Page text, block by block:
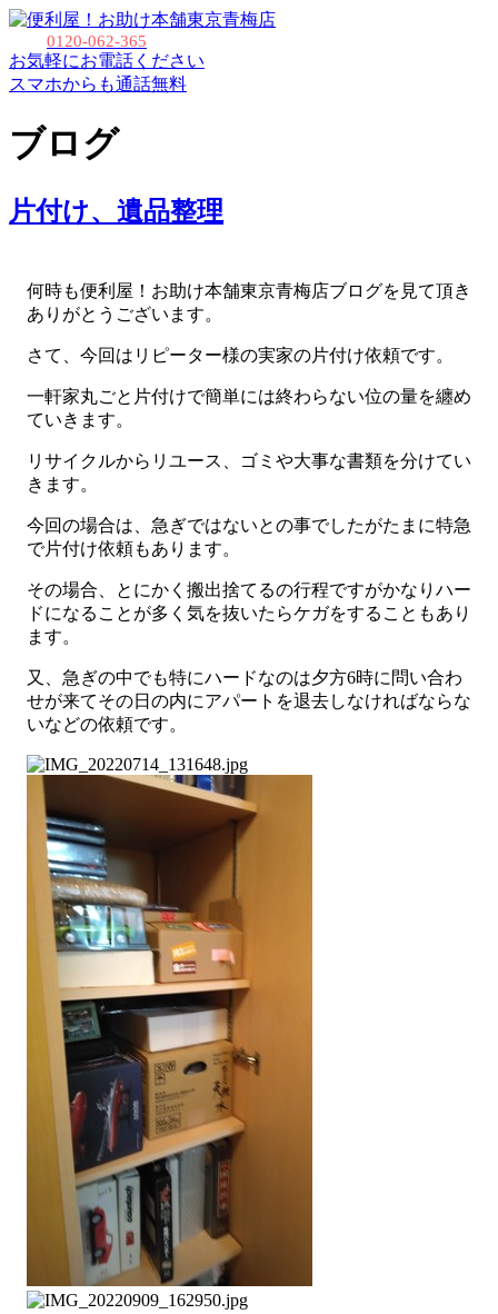
東京青梅店
0120-062-365
お気軽にお電話ください
スマホからも通話無料
ブログ
片付け、遺品整理
何時も便利屋！お助け本舗東京青梅店ブログを見て頂き
ありがとうございます。
さて、今回はリピーター様の実家の片付け依頼です。
一軒家丸ごと片付けで簡単には終わらない位の量を纏め
ていきます。
リサイクルからリユース、ゴミや大事な書類を分けてい
きます。
今回の場合は、急ぎではないとの事でしたがたまに特急
で片付け依頼もあります。
その場合、とにかく搬出捨てるの行程ですがかなりハー
ドになることが多く気を抜いたらケガをすることもあり
ます。
又、急ぎの中でも特にハードなのは夕方6時に問い合わ
せが来てその日の内にアパートを退去しなければならな
いなどの依頼です。